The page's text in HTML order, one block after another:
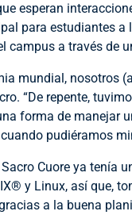
esperan
para estudiantes a
campus a través de
mundial, nosotros
“De repente,
forma de manejar
pudiéramos
Cuore ya tenía
y Linux, así que,
a la buena